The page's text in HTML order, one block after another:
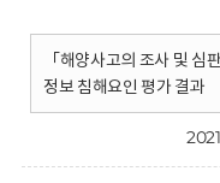
「해양사고의 조사 및 심
정보 침해요인 평가 결과